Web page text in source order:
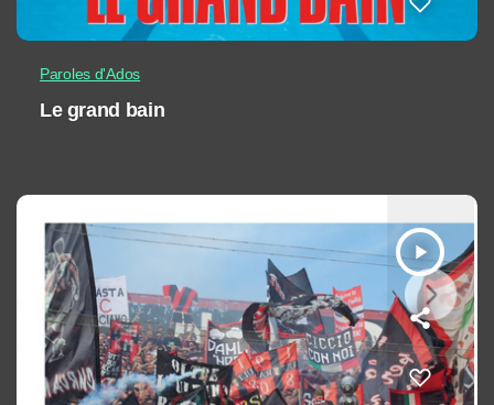
Paroles d'Ados
Le grand bain
play_arrow